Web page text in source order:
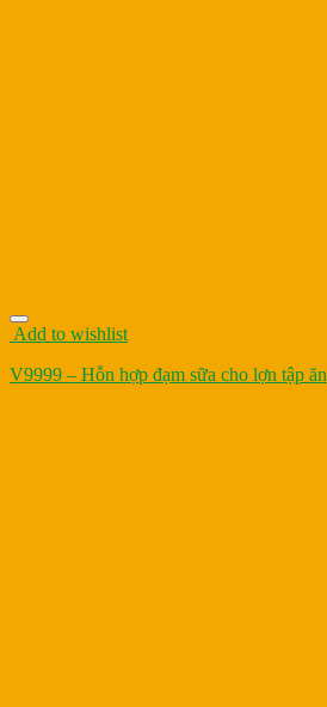
Add to wishlist
V9999 – Hỗn hợp đạm sữa cho lợn tập ăn